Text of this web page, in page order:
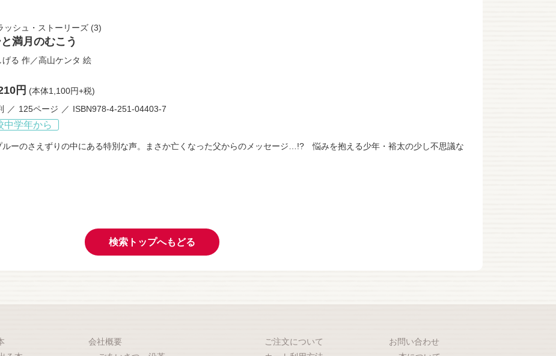
ッシュ・ストーリーズ(3)
満月のむこう
げる 作／高山ケンタ 絵
円 (本体1,100円+税)
125ページ ISBN978-4-251-04403-7
中学年から
ルーのさえずりの中にある特別な声。まさか亡くなった父からのメッセージ…!? 悩みを抱える少年・裕太の少し不思議な
検索トップへもどる
会社概要
ご注文について
お問い合わせ